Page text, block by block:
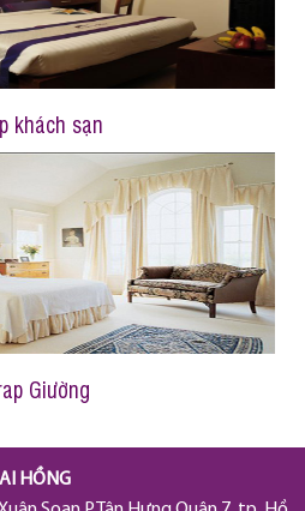
khách sạn
Giường
HỒNG